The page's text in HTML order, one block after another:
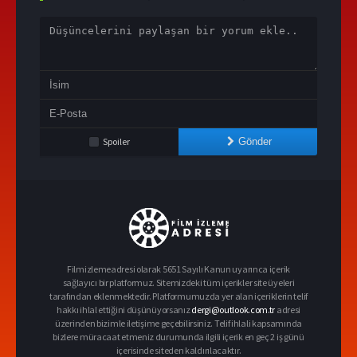
Spoiler Gönder
Filmizlemeadresi olarak 5651 Sayılı Kanun uyarınca içerik
sağlayıcı bir platformuz. Sitemizdeki tüm içerikler site üyeleri
tarafından eklenmektedir. Platformumuzda yer alan içeriklerin telif
hakkı ihlal ettiğini düşünüyorsanızdergi@outlook.com.tr adresi
üzerinden bizimle iletişime geçebilirsiniz. Telif ihlali kapsamında
bizlere müracaat etmeniz durumunda ilgili içerik en geç 2 iş günü
içerisinde siteden kaldırılacaktır.